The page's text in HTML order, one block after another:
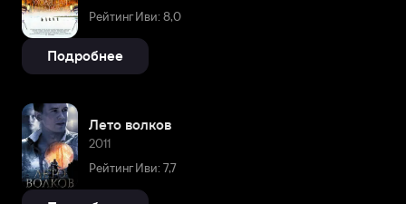
Рейтинг Иви: 8,0
Подробнее
Лето волков
2011
Рейтинг Иви: 7,7